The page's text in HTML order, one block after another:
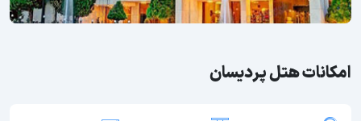
امکانات هتل پردیسان